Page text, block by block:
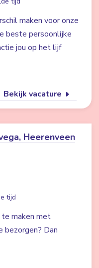
maken voor onze
beste persoonlijke
jou op het lijf
Bekijk vacature
Heerenveen
tijd
maken met
bezorgen? Dan